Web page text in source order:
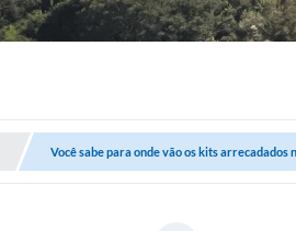
Você sabe para onde vão os kits arrecadados